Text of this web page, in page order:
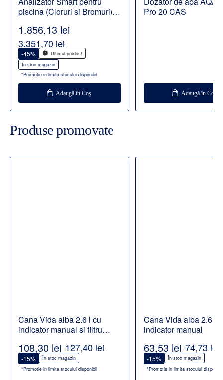
piscina (Cloruri si Bromuri)
Ultimul produs!
În stoc magazin
*Promotie in limita stocului disponibil
-45%
1.856,13 lei
3.351,70 lei
Adaugă în Coş
Pro 20 CAS
Adaugă în Coş
Produse promovate
Cana Vida alba 2.6 l cu
indicator manual si filtru
În stoc magazin
*Promotie in limita stocului disponibil
-15%
108,30 lei 127,40 lei
Cana Vida alba 2.6 l
indicator manual
În stoc magazin
*Promotie in limita stocului disponibil
-15%
63,53 lei 74,73 lei